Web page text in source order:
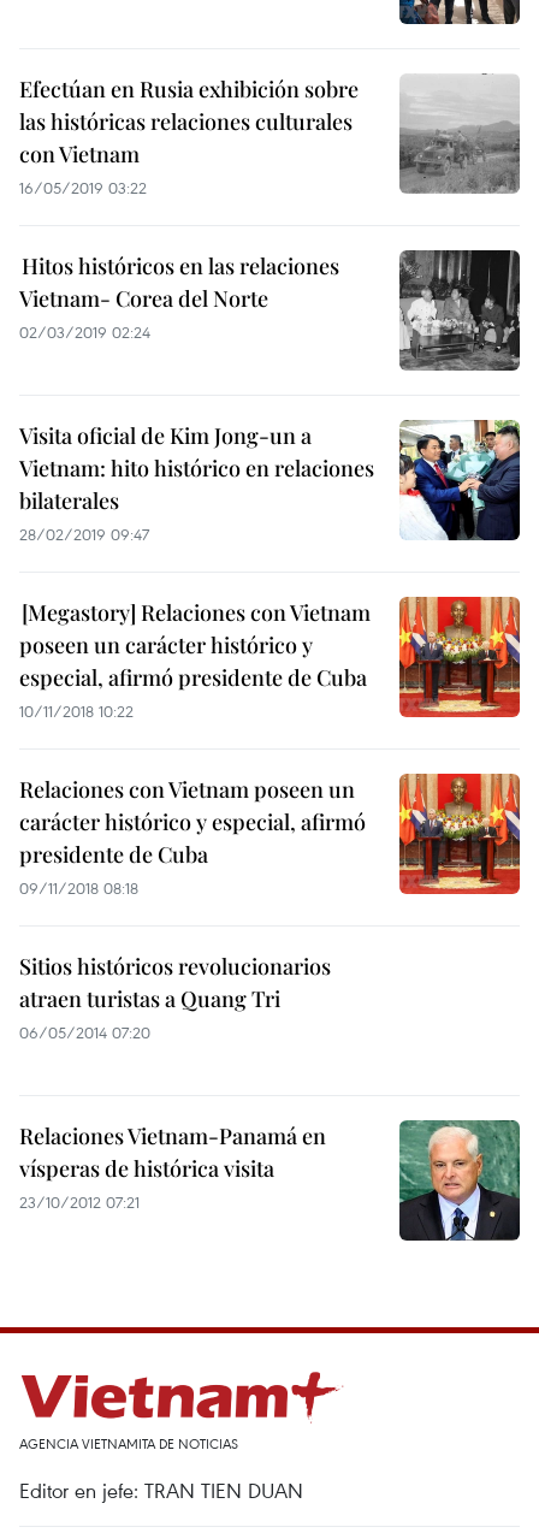
Efectúan en Rusia exhibición sobre
las históricas relaciones culturales
con Vietnam
16/05/2019 03:22
Hitos históricos en las relaciones
Vietnam- Corea del Norte
02/03/2019 02:24
Visita oficial de Kim Jong-un a
Vietnam: hito histórico en relaciones
bilaterales
28/02/2019 09:47
[Megastory] Relaciones con Vietnam
poseen un carácter histórico y
especial, afirmó presidente de Cuba
10/11/2018 10:22
Relaciones con Vietnam poseen un
carácter histórico y especial, afirmó
presidente de Cuba
09/11/2018 08:18
Sitios históricos revolucionarios
atraen turistas a Quang Tri
06/05/2014 07:20
Relaciones Vietnam-Panamá en
vísperas de histórica visita
23/10/2012 07:21
AGENCIA VIETNAMITA DE NOTICIAS
Editor en jefe: TRAN TIEN DUAN